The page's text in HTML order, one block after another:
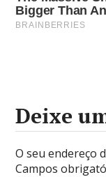
Deixe
O seu endereço
Campos